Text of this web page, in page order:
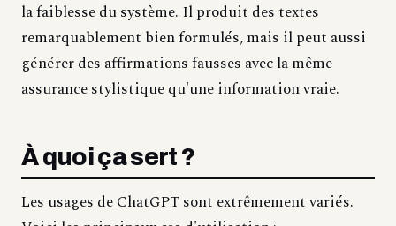
la faiblesse du système. Il produit des textes
remarquablement bien formulés, mais il peut aussi
générer des affirmations fausses avec la même
assurance stylistique qu'une information vraie.
À quoi ça sert ?
Les usages de ChatGPT sont extrêmement variés.